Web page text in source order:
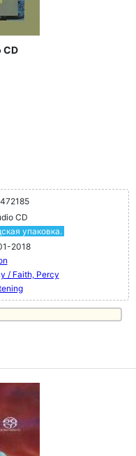
CD
CD
упаковка.
2018
/ Faith, Percy